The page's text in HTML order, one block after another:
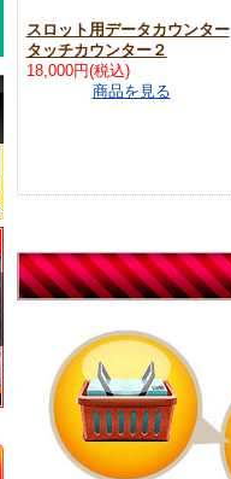
スロット用データカウンター
タッチカウンター２
18,000円(税込)
商品を見る